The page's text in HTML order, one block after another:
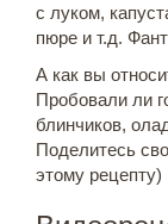
с луком,
пюре и т.д.
А как вы
Пробовали ли
блинчиков,
Поделитесь
этому рецепту)